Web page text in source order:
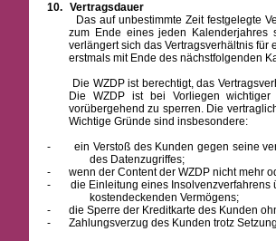
10. Vertragsdauer
Das auf unbestimmte Zeit festgelegte
zum Ende eines jeden Kalenderjahres
verlängert sich das Vertragsverhältnis
erstmals mit Ende des nächstfolgenden
Die WZDP ist berechtigt, das
Die WZDP ist bei Vorliegen
vorübergehend zu sperren. Die
Wichtige Gründe sind insbesondere:
-
ein Verstoß des Kunden gegen seine
des Datenzugriffes;
-
wenn der Content der WZDP nicht mehr
-
die Einleitung eines
kostendeckenden Vermögens;
-
die Sperre der Kreditkarte des Kunden
-
Zahlungsverzug des Kunden trotz